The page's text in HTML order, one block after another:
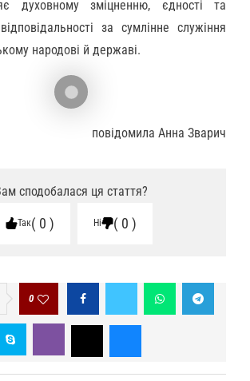
духовному зміцненню, єдності та
за сумлінне служіння
народові й державі.
повідомила Анна Зварич
сподобалася ця стаття?
Так 0 Ні 0
0